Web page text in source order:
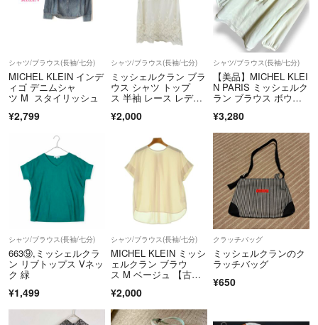
15000円〜→300円引き
購入前にコメント欄で
フォローしましたとお伝えください
不定期にゲリラセール開催しますので
見逃したくない方はフォローして要チェック❤️
❇️2個以上のご購入♡
商品個数によって
おまとめ割引できますので
お気軽にコメントください
❇️購入について
24時間即購入OK✌️早い者勝ちです❣️
コメント欄で交渉中でも、ラクマのルール通り先に購入された方優先に
なります。
❇️発送について
原則として48時間以内に発送します。
ございます。
シャツ/ブラウス(長袖/七分)
MICHEL KLEIN インデ
ィゴ デニムシャ
ツ M スタイリッシュ
¥2,799
シャツ/ブラウス(長袖/七分)
ミッシェルクラン ブラ
ウス シャツ トップ
ス 半袖 レース レディ
ュ MICHEL KLEIN
¥2,000
シャツ/ブラウス(長袖/七分)
【美品】MICHEL KLEI
N PARIS ミッシェルク
ラン ブラウス ボウタ
ォーマル 白 M【38】
¥3,280
シャツ/ブラウス(長袖/七分)
663⑨,ミッシェルクラ
ン リブトップス Vネッ
ク 緑
¥1,499
シャツ/ブラウス(長袖/七分)
MICHEL KLEIN ミッシ
ェルクラン ブラウ
ス M ベージュ 【古
料】
¥2,000
クラッチバッグ
ミッシェルクランのク
ラッチバッグ
¥650